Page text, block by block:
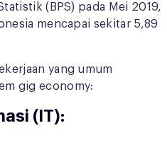
(BPS) pada Mei 2019,
mencapai sekitar 5,89
yang umum
gig economy:
(IT):